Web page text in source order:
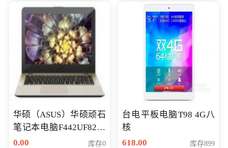
华硕（ASUS）华硕顽石
笔记本电脑F442UF8250
八代独显轻薄办公商务
0.00 库存0
台电平板电脑T98 4G八
核
618.00
库存899